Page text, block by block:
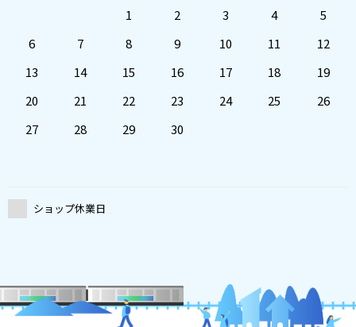
1
2 3 4
5
6
7 8 9 10 11
12
13
14 15 16 17 18
19
20
21 22 23 24 25
26
27
28 29 30
ショップ休業日